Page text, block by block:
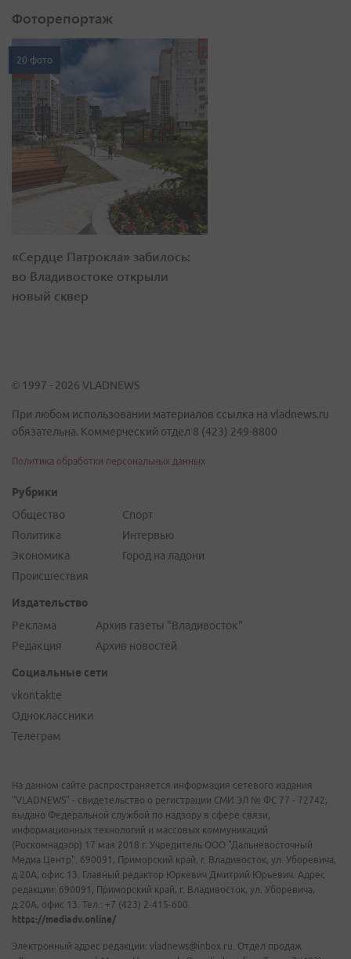
Фоторепортаж
20 фото
«Сердце Патрокла» забилось:
во Владивостоке открыли
новый сквер
© 1997 - 2026 VLADNEWS
При любом использовании материалов ссылка на vladnews.ru
обязательна. Коммерческий отдел 8 (423) 249-8800
Политика обработки персональных данных
Рубрики
Общество
Политика
Экономика
Происшествия
Спорт
Интервью
Город на ладони
Издательство
Реклама
Редакция
Архив газеты "Владивосток"
Архив новостей
Социальные сети
vkontakte
Одноклассники
Телеграм
На данном сайте распространяется информация сетевого издания
"VLADNEWS" - свидетельство о регистрации СМИ ЭЛ № ФС 77 - 72742,
выдано Федеральной службой по надзору в сфере связи,
информационных технологий и массовых коммуникаций
(Роскомнадзор) 17 мая 2018 г. Учредитель ООО "Дальневосточный
Медиа Центр". 690091, Приморский край, г. Владивосток, ул. Уборевича,
д.20А, офис 13. Главный редактор Юркевич Дмитрий Юрьевич. Адрес
редакции: 690091, Приморский край, г. Владивосток, ул. Уборевича,
д.20А, офис 13. Тел.: +7 (423) 2-415-600.
https://mediadv.online/
Электронный адрес редакции: vladnews@inbox.ru. Отдел продаж